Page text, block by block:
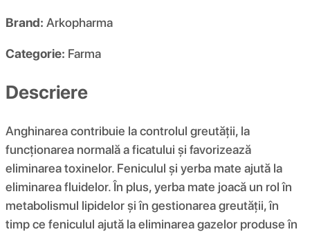
Brand: Arkopharma
Categorie: Farma
Descriere
Anghinarea contribuie la controlul greutății, la
funcționarea normală a ficatului și favorizează
eliminarea toxinelor. Feniculul și yerba mate ajută la
eliminarea fluidelor. În plus, yerba mate joacă un rol în
metabolismul lipidelor și în gestionarea greutății, în
timp ce feniculul ajută la eliminarea gazelor produse în